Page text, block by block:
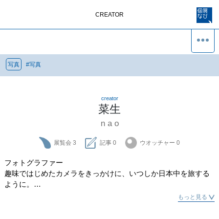
CREATOR
写真 #写真
creator
菜生
n a o
展覧会 3 記事 0 ウオッチャー 0
フォトグラファー
趣味ではじめたカメラをきっかけに、いつしか日本中を旅する
ように。
現在では月に１回ペースで国内を巡り、2024年は5度の海外旅行
もっと見る